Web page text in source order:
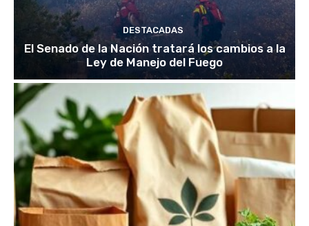
DESTACADAS
El Senado de la Nación tratará los cambios a la
Ley de Manejo del Fuego